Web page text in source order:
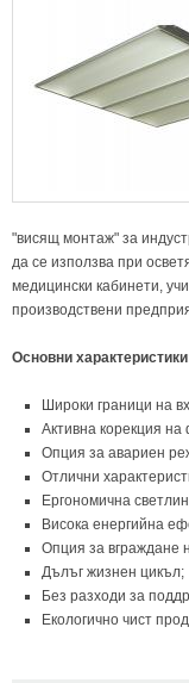
"висящ монтаж" за
да се използва при
медицински кабинети,
производствени
Основни
Широки граници на
Активна корекция
Опция за авариен
Отлични
Ергономична
Висока енергийна
Опция за вграждане
Дълъг жизнен цикъл;
Без разходи за
Екологично чист